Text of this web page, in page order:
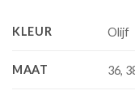
KLEUR Olijf
MAAT 36,